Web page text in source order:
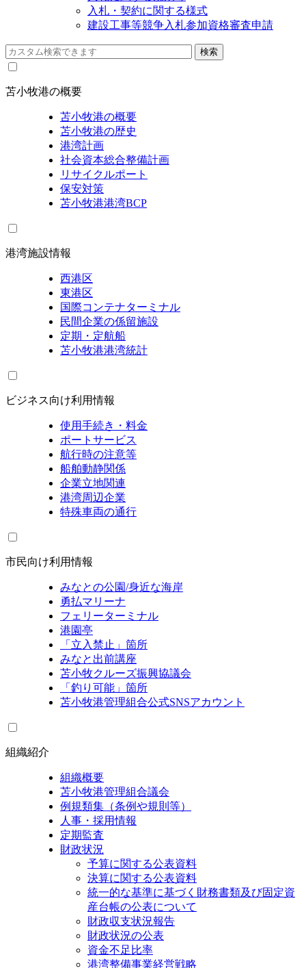
入札・契約に関する様式
建設工事等競争入札参加資格審査申請
苫小牧港の概要
苫小牧港の概要
苫小牧港の歴史
港湾計画
社会資本総合整備計画
リサイクルポート
保安対策
苫小牧港港湾BCP
港湾施設情報
西港区
東港区
国際コンテナターミナル
民間企業の係留施設
定期・定航船
苫小牧港港湾統計
ビジネス向け利用情報
使用手続き・料金
ポートサービス
航行時の注意等
船舶動静関係
企業立地関連
港湾周辺企業
特殊車両の通行
市民向け利用情報
みなとの公園/身近な海岸
勇払マリーナ
フェリーターミナル
港園亭
「立入禁止」箇所
みなと出前講座
苫小牧クルーズ振興協議会
「釣り可能」箇所
苫小牧港管理組合公式SNSアカウント
組織紹介
組織概要
苫小牧港管理組合議会
例規類集（条例や規則等）
人事・採用情報
定期監査
財政状況
予算に関する公表資料
決算に関する公表資料
統一的な基準に基づく財務書類及び固定資
産台帳の公表について
財政収支状況報告
財政状況の公表
資金不足比率
港湾整備事業経営戦略